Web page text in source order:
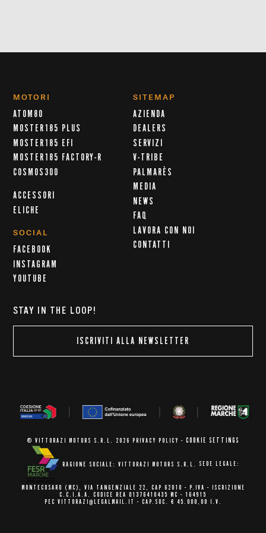
MOTORI
ATOM80
MOSTER185 PLUS
MOSTER185 EFI
MOSTER185 FACTORY-R
COSMOS300
ACCESSORI
ELICHE
SOCIAL
FACEBOOK
INSTAGRAM
YOUTUBE
SITEMAP
AZIENDA
DEALERS
SERVIZI
V-TRIBE
PALMARÈS
MEDIA
NEWS
FAQ
LAVORA CON NOI
CONTATTI
STAY IN THE LOOP!
ISCRIVITI ALLA NEWSLETTER
© VITTORAZI MOTORS S.R.L. 2026 PRIVACY POLICY - COOKIE SETTINGS
RAGIONE SOCIALE: VITTORAZI MOTORS S.R.L. SEDE LEGALE:
MONTECOSARO (MC), VIA TANGENZIALE 22, CAP 62010 - P.IVA - ISCRIZIONE
C.C.I.A.A. CODICE REA 01376410435 MC - 164915
PEC VITTORAZI@LEGALMAIL.IT - CAP.SOC. € 45.000,00 I.V.